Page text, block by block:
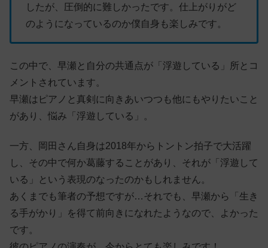
したが、圧倒的に難しかったです。仕上がりがど
のようになっているのか僕自身も楽しみです。
この中で、早瀬と自分の共通点が「浮遊している」所とコ
メントされています。
早瀬はピアノと真剣に向きあいつつも他にもやりたいこと
があり、悩み「浮遊している」。
一方、岡田さん自身は2018年からトントン拍子で大活躍
し、その中で何か葛藤することがあり、それが「浮遊して
いる」という表現のなったのかもしれません。
あくまでも筆者の予想ですが…それでも、早瀬から「生き
る手がかり」を得て前向きになれたようなので、よかった
です。